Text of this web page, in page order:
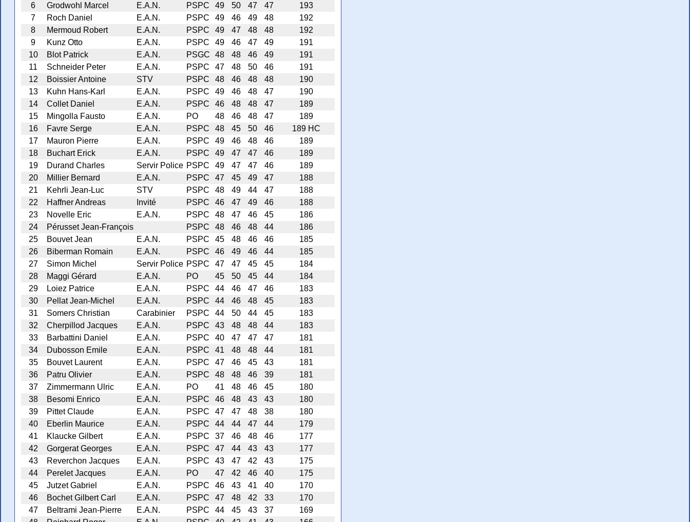
6
Grodwohl Marcel E.A.N. PSPC 49 50 47 47
193
7
Roch Daniel E.A.N. PSPC 49 46 49 48
192
8
Mermoud Robert E.A.N. PSPC 49 47 48 48
192
9
Kunz Otto E.A.N. PSPC 49 46 47 49
191
10
Blot Patrick E.A.N. PSGC 48 48 46 49
191
11
Schneider Peter E.A.N. PSPC 47 48 50 46
191
12
Boissier Antoine STV PSPC 48 46 48 48
190
13
Kuhn Hans-Karl E.A.N. PSPC 49 46 48 47
190
14
Collet Daniel E.A.N. PSPC 46 48 48 47
189
15
Mingolla Fausto E.A.N. PO 48 46 48 47
189
16
Favre Serge E.A.N. PSPC 48 45 50 46
189 HC
17
Mauron Pierre E.A.N. PSPC 49 46 48 46
189
18
Buchart Erick E.A.N. PSPC 49 47 47 46
189
19
Durand Charles Servir Police PSPC 49 47 47 46
189
20
Millier Bernard E.A.N. PSPC 47 45 49 47
188
21
Kehrli Jean-Luc STV PSPC 48 49 44 47
188
22
Haffner Andreas Invité PSPC 46 47 49 46
188
23
Novelle Eric E.A.N. PSPC 48 47 46 45
186
24
Pérusset Jean-François PSPC 48 46 48 44
186
25
Bouvet Jean E.A.N. PSPC 45 48 46 46
185
26
Biberman Romain E.A.N. PSPC 46 49 46 44
185
27
Simon Michel Servir Police PSPC 47 47 45 45
184
28
Maggi Gérard E.A.N. PO 45 50 45 44
184
29
Loiez Patrice E.A.N. PSPC 44 46 47 46
183
30
Pellat Jean-Michel E.A.N. PSPC 44 46 48 45
183
31
Somers Christian Carabinier PSPC 44 50 44 45
183
32
Cherpillod Jacques E.A.N. PSPC 43 48 48 44
183
33
Barbattini Daniel E.A.N. PSPC 40 47 47 47
181
34
Dubosson Emile E.A.N. PSPC 41 48 48 44
181
35
Bouvet Laurent E.A.N. PSPC 47 46 45 43
181
36
Patru Olivier E.A.N. PSPC 48 48 46 39
181
37
Zimmermann Ulric E.A.N. PO 41 48 46 45
180
38
Besomi Enrico E.A.N. PSPC 46 48 43 43
180
39
Pittet Claude E.A.N. PSPC 47 47 48 38
180
40
Eberlin Maurice E.A.N. PSPC 44 44 47 44
179
41
Klaucke Gilbert E.A.N. PSPC 37 46 48 46
177
42
Gorgerat Georges E.A.N. PSPC 47 44 43 43
177
43
Reverchon Jacques E.A.N. PSPC 43 47 42 43
175
44
Perelet Jacques E.A.N. PO 47 42 46 40
175
45
Jutzet Gabriel E.A.N. PSPC 46 43 41 40
170
46
Bochet Gilbert Carl E.A.N. PSPC 47 48 42 33
170
47
Beltrami Jean-Pierre E.A.N. PSPC 44 45 43 37
169